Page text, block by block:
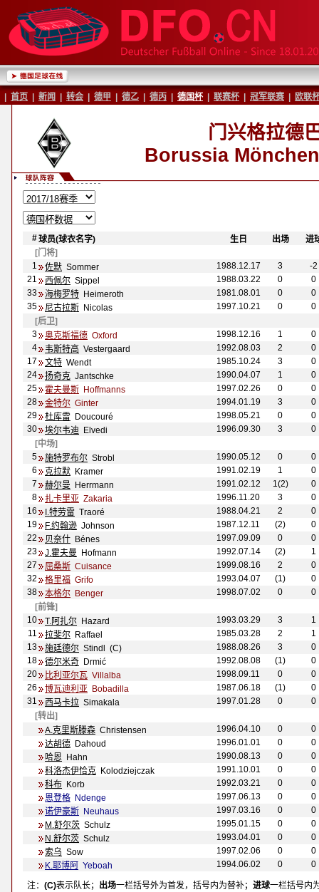
首页 新闻 转会 德甲 德乙 德丙 德国杯 联赛杯 冠军联赛 欧联
门兴格拉德
Borussia M
#球员(球衣名字) 生日 出场-
进
[门将]
1
佐默 Sommer 1988.12.17 3
-2
21
西佩尔 Sippel 1988.03.22 0
0
33
海梅罗特 Heimeroth 1981.08.01 0
0
35
尼古拉斯 Nicolas 1997.10.21 0
0
[后卫]
3
奥克斯福德 Oxford 1998.12.16 1
0
4
韦斯特高 Vestergaard 1992.08.03 2
0
17
文特 Wendt 1985.10.24 3
0
24
扬奇克 Jantschke 1990.04.07 1
0
25
霍夫曼斯 Hoffmanns 1997.02.26 0
0
28
金特尔 Ginter 1994.01.19 3
0
29
杜库雷 Doucouré 1998.05.21 0
0
30
埃尔韦迪 Elvedi 1996.09.30 3
0
[中场]
5
施特罗布尔 Strobl 1990.05.12 0
0
6
克拉默 Kramer 1991.02.19 1
0
7
赫尔曼 Herrmann 1991.02.12 1(2)
0
8
扎卡里亚 Zakaria 1996.11.20 3
0
16
I.特劳雷 Traoré 1988.04.21 2
0
19
F.约翰逊 Johnson 1987.12.11 (2)
0
22
贝奈什 Bénes 1997.09.09 0
0
23
J.霍夫曼 Hofmann 1992.07.14 (2)
1
27
屈桑斯 Cuisance 1999.08.16 2
0
32
格里福 Grifo 1993.04.07 (1)
0
38
本格尔 Benger 1998.07.02 0
0
[前锋]
10
T.阿扎尔 Hazard 1993.03.29 3
1
11
拉斐尔 Raffael 1985.03.28 2
1
13
施廷德尔 Stindl (C) 1988.08.26 3
0
18
德尔米奇 Drmić 1992.08.08 (1)
0
20
比利亚尔瓦 Villalba 1998.09.11 0
0
26
博瓦迪利亚 Bobadilla 1987.06.18 (1)
0
31
西马卡拉 Simakala 1997.01.28 0
0
[转出]
A.克里斯滕森 Christensen 1996.04.10 0
0
达胡德 Dahoud 1996.01.01 0
0
哈恩 Hahn 1990.08.13 0
0
科洛杰伊恰克 Kolodziejczak 1991.10.01 0
0
科布 Korb 1992.03.21 0
0
恩登格 Ndenge 1997.06.13 0
0
诺伊豪斯 Neuhaus 1997.03.16 0
0
M.舒尔茨 Schulz 1995.01.15 0
0
N.舒尔茨 Schulz 1993.04.01 0
0
索乌 Sow 1997.02.06 0
0
K.耶博阿
Yeboah 1994.06.02 0 0
注： (C)表示队长； 出场一栏括号外为首发，括号内为替补； 进球一栏括号内